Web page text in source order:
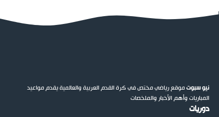
نيو سبوتموقع رياضي مختص في كرة القدم العربية والعالمية يقدم مواعيد
المباريات وأهم الأخبار والملخصات
دوريات